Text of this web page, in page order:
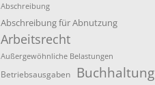
Abschreibung
Abschreibung für Abnutzung
Arbeitsrecht
Außergewöhnliche Belastungen
Betriebsausgaben Buchhaltung